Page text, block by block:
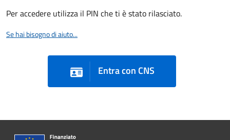
Per accedere utilizza il PIN che ti è stato rilasciato.
Se hai bisogno di aiuto...
Entra con CNS